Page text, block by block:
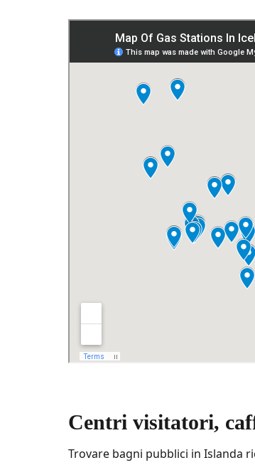
Centri visitatori,
Trovare bagni pubblici in Islanda